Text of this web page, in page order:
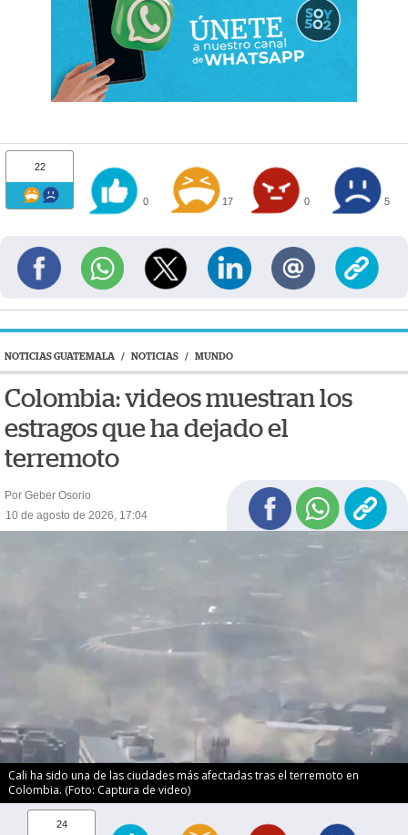
22
0 17 0 5
NOTICIAS GUATEMALA / NOTICIAS / MUNDO
Colombia: videos muestran los
estragos que ha dejado el
terremoto
Por Geber Osorio
10 de agosto de 2026, 17:04
Cali ha sido una de las ciudades más afectadas tras el terremoto en
Colombia. (Foto: Captura de video)
24